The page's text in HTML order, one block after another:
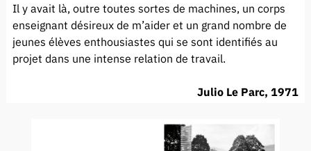
Il y avait là, outre toutes sortes de machines, un corps
enseignant désireux de m’aider et un grand nombre de
jeunes élèves enthousiastes qui se sont identifiés au
projet dans une intense relation de travail.
Julio Le Parc, 1971